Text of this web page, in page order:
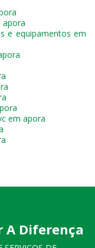
apora
e equipamentos em
em apora
A Diferença